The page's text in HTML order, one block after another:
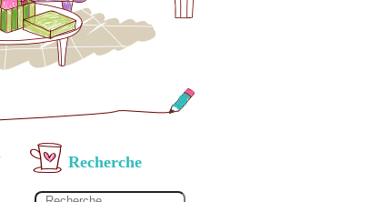
Recherche